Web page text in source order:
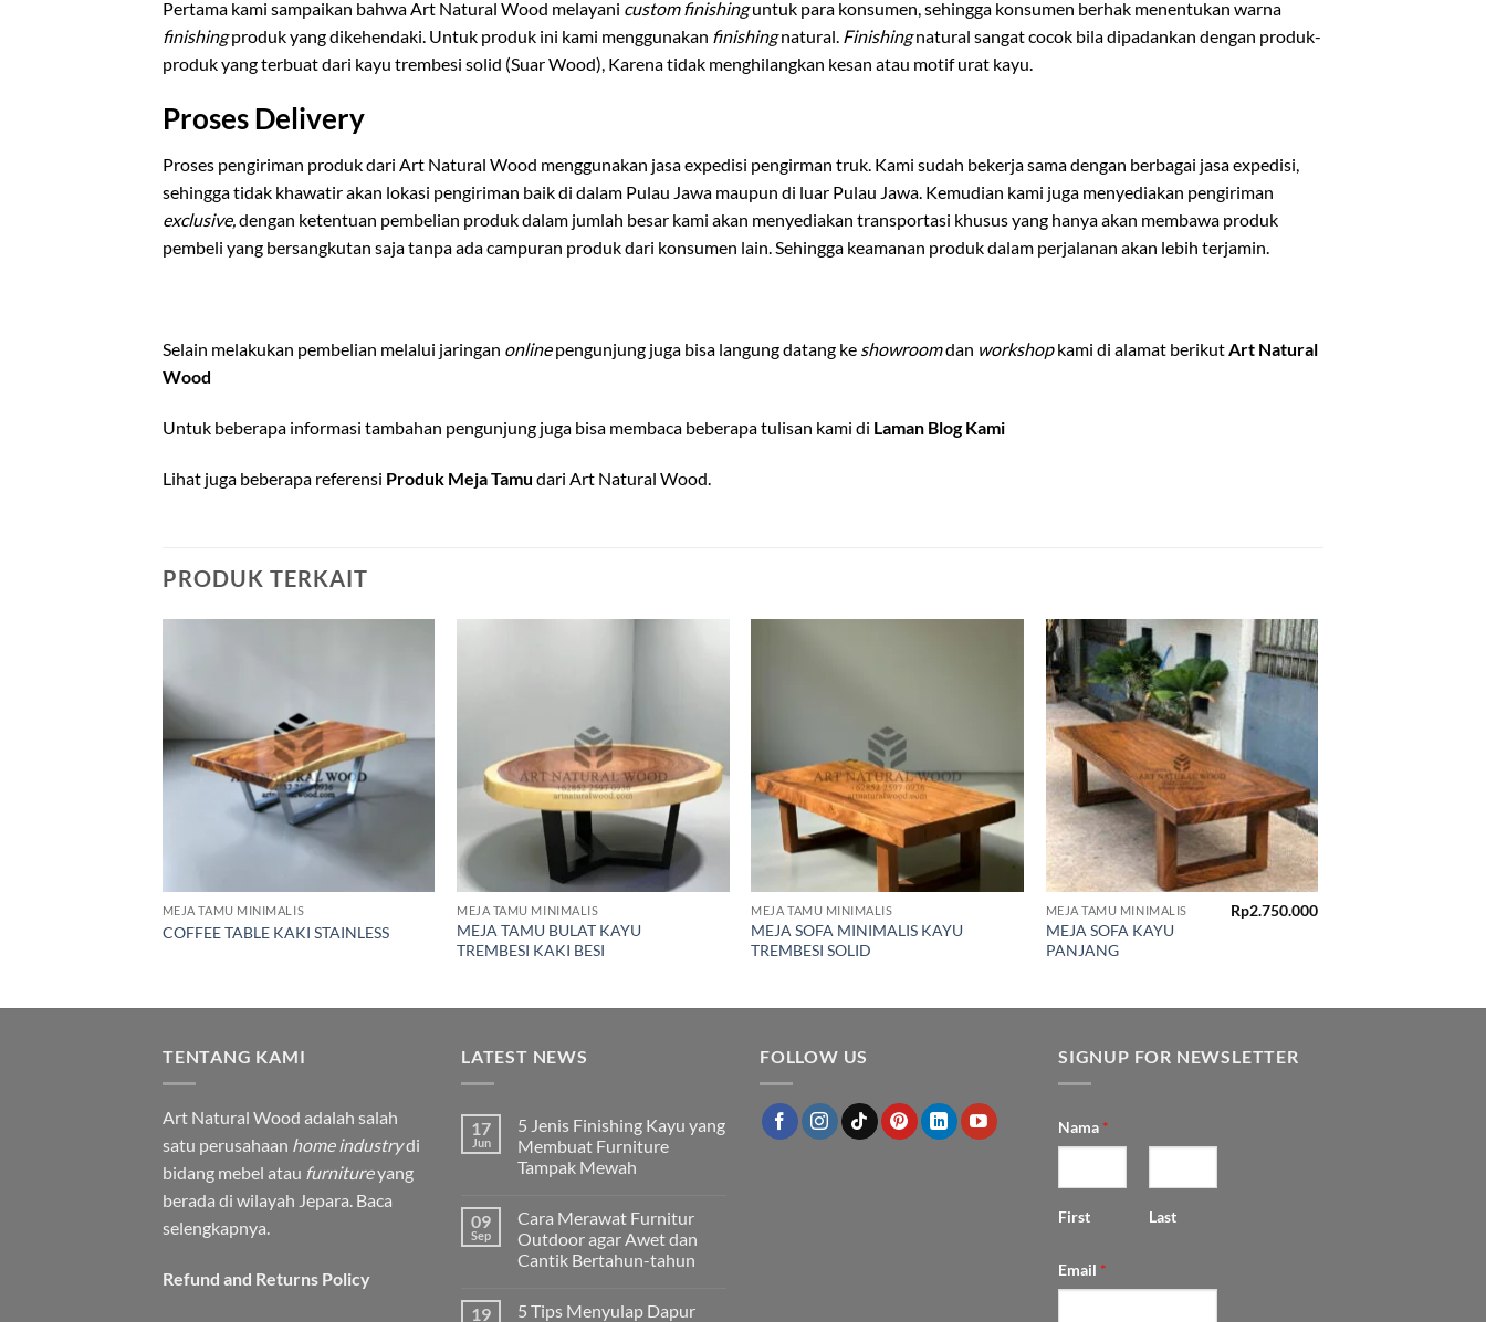
Pertama kami sampaikan bahwa Art Natural Wood melayani custom finishinguntuk para konsumen, sehingga konsumen berhak menentukan warna
finishingproduk yang dikehendaki. Untuk produk ini kami menggunakan finishingnatural. Finishingnatural sangat cocok bila dipadankan dengan produk-
produk yang terbuat dari kayu trembesi solid (Suar Wood), Karena tidak menghilangkan kesan atau motif urat kayu.
Proses Delivery
Proses pengiriman produk dari Art Natural Wood menggunakan jasa expedisi pengirman truk. Kami sudah bekerja sama dengan berbagai jasa expedisi,
sehingga tidak khawatir akan lokasi pengiriman baik di dalam Pulau Jawa maupun di luar Pulau Jawa. Kemudian kami juga menyediakan pengiriman
exclusive,dengan ketentuan pembelian produk dalam jumlah besar kami akan menyediakan transportasi khusus yang hanya akan membawa produk
pembeli yang bersangkutan saja tanpa ada campuran produk dari konsumen lain. Sehingga keamanan produk dalam perjalanan akan lebih terjamin.
Selain melakukan pembelian melalui jaringan onlinepengunjung juga bisa langung datang ke showroomdan workshopkami di alamat berikutArt Natural
Wood
Untuk beberapa informasi tambahan pengunjung juga bisa membaca beberapa tulisan kami di Laman Blog Kami
Lihat juga beberapa referensi Produk Meja Tamu dari Art Natural Wood.
PRODUK TERKAIT
MEJA TAMU MINIMALIS
COFFEE TABLE KAKI STAINLESS
MEJA TAMU MINIMALIS
MEJA TAMU BULAT KAYU
TREMBESI KAKI BESI
MEJA TAMU MINIMALIS
MEJA SOFA MINIMALIS KAYU
TREMBESI SOLID
Add to
MEJA TAMU MINIMALIS
MEJA SOFA KAYU
PANJANG
Rp2.750.000
TENTANG KAMI
Art Natural Wood adalah salah
satu perusahaan home industrydi
bidang mebel atau furnitureyang
berada di wilayah Jepara. Baca
selengkapnya.
Refund and Returns Policy
LATEST NEWS
17
Jun
5 Jenis Finishing Kayu yang
Membuat Furniture
Tampak Mewah
komentar
pada
5
Jenis
yang
Membuat
09
Sep
Cara Merawat Furnitur
Outdoor agar Awet dan
Cantik Bertahun-tahun
komentar
19
5 Tips Menyulap Dapur
FOLLOW US SIGNUP FOR NEWSLETTER
Nama *
First Last
Email *